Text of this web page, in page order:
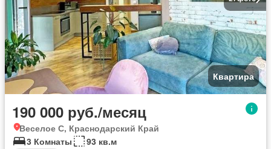
Квартира
190 000 руб./месяц
Веселое С, Краснодарский Край
3 Комнаты
93 кв.м